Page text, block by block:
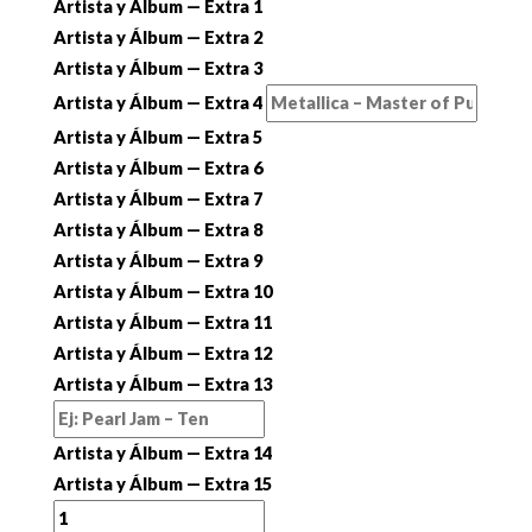
Artista y Álbum — Extra 1
Artista y Álbum — Extra 2
Artista y Álbum — Extra 3
Artista y Álbum — Extra 4
Artista y Álbum — Extra 5
Artista y Álbum — Extra 6
Artista y Álbum — Extra 7
Artista y Álbum — Extra 8
Artista y Álbum — Extra 9
Artista y Álbum — Extra 10
Artista y Álbum — Extra 11
Artista y Álbum — Extra 12
Artista y Álbum — Extra 13
Artista y Álbum — Extra 14
Artista y Álbum — Extra 15
Minylos